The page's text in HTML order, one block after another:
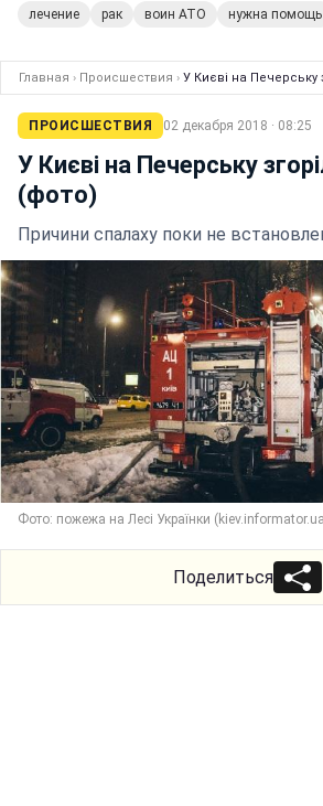
лечение рак воин АТО нужна помощь
Главная › Происшествия › У Києві на Печерську
ПРОИСШЕСТВИЯ 02 декабря 2018 · 08:25
У Києві на Печерську
(фото)
Причини спалаху поки не
Фото: пожежа на Лесі Українки
Поделиться